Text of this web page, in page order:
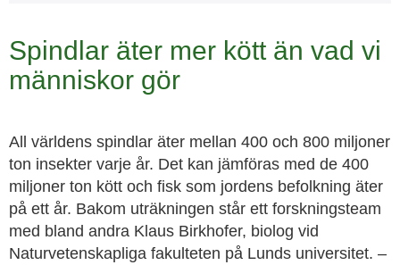
Spindlar äter mer kött än vad vi
människor gör
All världens spindlar äter mellan 400 och 800 miljoner
ton insekter varje år. Det kan jämföras med de 400
miljoner ton kött och fisk som jordens befolkning äter
på ett år. Bakom uträkningen står ett forskningsteam
med bland andra Klaus Birkhofer, biolog vid
Naturvetenskapliga fakulteten på Lunds universitet. –